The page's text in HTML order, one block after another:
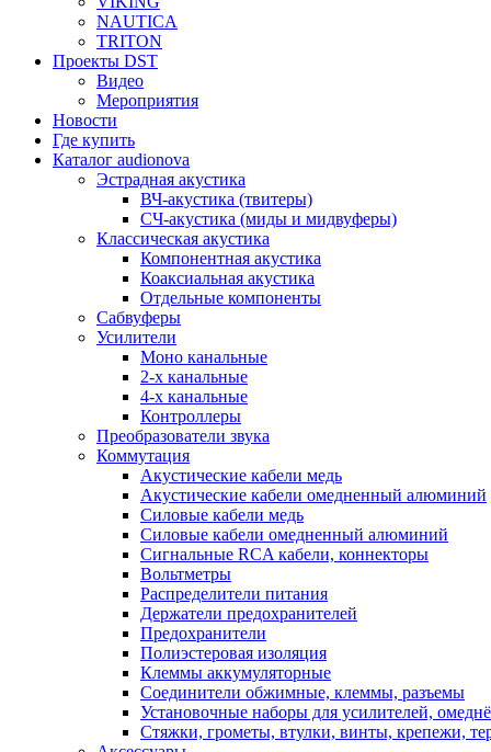
NAUTICA
TRITON
Проекты DST
Видео
Мероприятия
Новости
Где купить
Каталог audionova
Эстрадная акустика
ВЧ-акустика (твитеры)
СЧ-акустика (миды и мидвуферы)
Классическая акустика
Компонентная акустика
Коаксиальная акустика
Отдельные компоненты
Сабвуферы
Усилители
Моно канальные
2-х канальные
4-х канальные
Контроллеры
Преобразователи звука
Коммутация
Акустические кабели медь
Акустические кабели омедненный алюминий
Силовые кабели медь
Силовые кабели омедненный алюминий
Сигнальные RCA кабели, коннекторы
Вольтметры
Распределители питания
Держатели предохранителей
Предохранители
Полиэстеровая изоляция
Клеммы аккумуляторные
Соединители обжимные, клеммы, разъемы
Установочные наборы для усилителей,
Стяжки, грометы, втулки, винты, крепежи,